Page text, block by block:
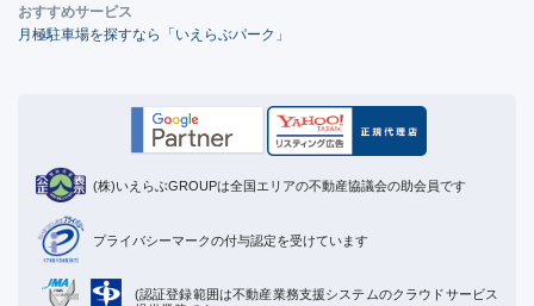
おすすめサービス
月極駐車場を探すなら「いえらぶパーク」
(株)いえらぶGROUPは全国エリアの不動産協議会の助会員です
プライバシーマークの付与認定を受けています
(認証登録範囲は不動産業務支援システムのクラウドサービス